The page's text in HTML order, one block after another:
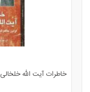
خاطرات آیت الله خلخالی